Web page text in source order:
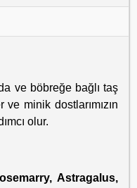
ve böbreğe bağlı taş
minik dostlarımızın
olur.
Astragalus,